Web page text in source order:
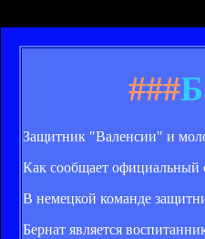
###
Защитник "Валенсии" и
Как сообщает официальный
В немецкой команде
Бернат является